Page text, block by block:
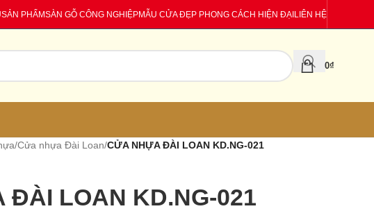
SẢN PHẨMSÀN GỖ CÔNG NGHIỆPMẪU CỬA ĐẸP PHONG CÁCH HIỆN ĐẠILIÊN HỆ
0₫
/Cửa nhựa Đài Loan/CỬA NHỰA ĐÀI LOAN KD.NG-021
ĐÀI LOAN KD.NG-021